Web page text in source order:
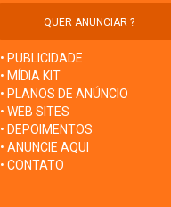
QUER ANUNCIAR ?
• PUBLICIDADE
• MÍDIA KIT
• PLANOS DE ANÚNCIO
• WEB SITES
• DEPOIMENTOS
• ANUNCIE AQUI
• CONTATO